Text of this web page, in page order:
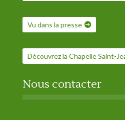
Vu dans la presse
Découvrez la Chapelle Saint-
Nous contacter